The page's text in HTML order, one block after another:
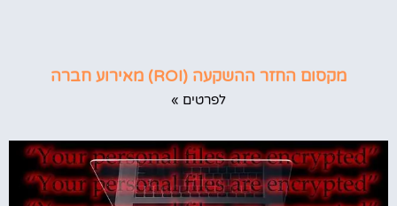
מקסום החזר ההשקעה (ROI) מאירוע חברה
לפרטים »